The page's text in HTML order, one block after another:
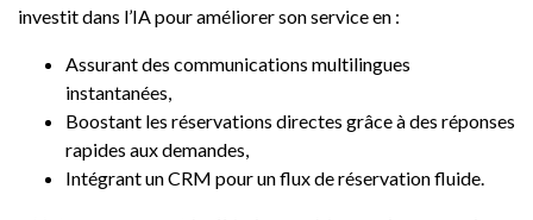
investit dans l’IA pour améliorer son service en :
Assurant des communications multilingues
instantanées,
Boostant les réservations directes grâce à des réponses
rapides aux demandes,
Intégrant un CRM pour un flux de réservation fluide.